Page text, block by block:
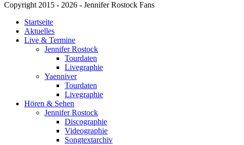
Copyright 2015 - 2026 - Jennifer Rostock Fans
Startseite
Aktuelles
Live & Termine
Jennifer Rostock
Tourdaten
Livegraphie
Yaenniver
Tourdaten
Livegraphie
Hören & Sehen
Jennifer Rostock
Discographie
Videographie
Songtextarchiv